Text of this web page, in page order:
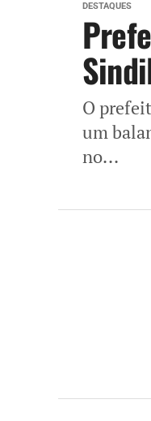
DESTAQUES
O
um
no...